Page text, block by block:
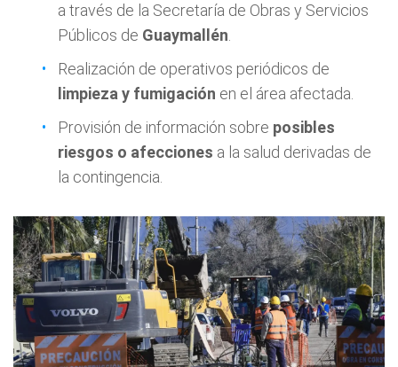
a través de la Secretaría de Obras y Servicios
Públicos de Guaymallén
Realización de operativos periódicos de
limpieza y fumigación en el área afectada.
Provisión de información sobre posibles
riesgos o afecciones a la salud derivadas de
la contingencia.